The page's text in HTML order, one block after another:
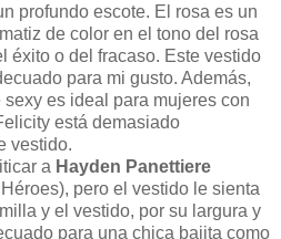
profundo escote. El rosa es un
de color en el tono del rosa
éxito o del fracaso. Este vestido
para mi gusto. Además,
es ideal para mujeres con
está demasiado
vestido.
a Hayden Panettiere
pero el vestido le sienta
y el vestido, por su largura y
para una chica bajita como